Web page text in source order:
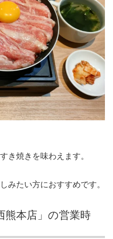
き焼きを味わえます。
みたい方におすすめです。
熊本店」の営業時